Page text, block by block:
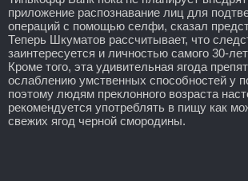
приложение распознавание лиц для
операций с помощью селфи, сказал
Теперь Шкуматов рассчитывает, что
заинтересуется и личностью самого 30-
Кроме того, эта удивительная ягода
ослаблению умственных способностей у
поэтому людям преклонного возраста
рекомендуется употреблять в пищу как
свежих ягод черной смородины.